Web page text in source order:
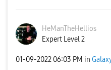
HeManTheHellios
Expert Level 2
‎01-09-2022 06:03 PM in